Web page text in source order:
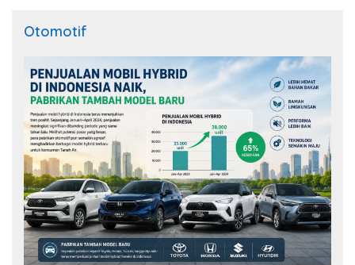
Otomotif